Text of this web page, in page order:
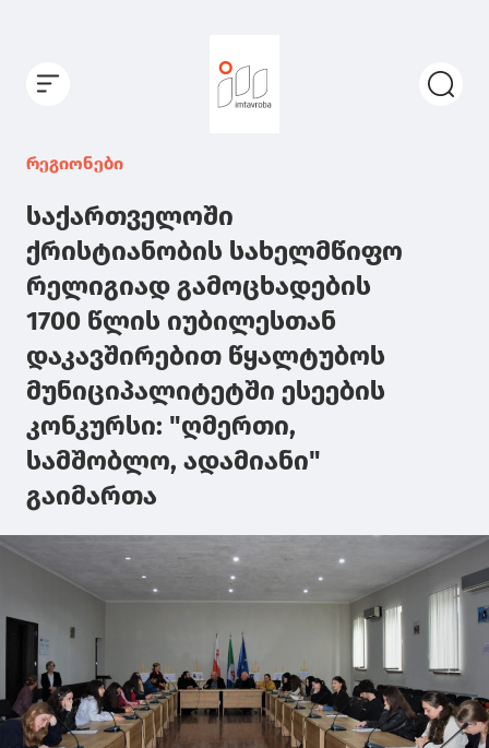
რეგიონები
საქართველოში
ქრისტიანობის სახელმწიფო
რელიგიად გამოცხადების
1700 წლის იუბილესთან
დაკავშირებით წყალტუბოს
მუნიციპალიტეტში ესეების
კონკურსი: "ღმერთი,
სამშობლო, ადამიანი"
გაიმართა